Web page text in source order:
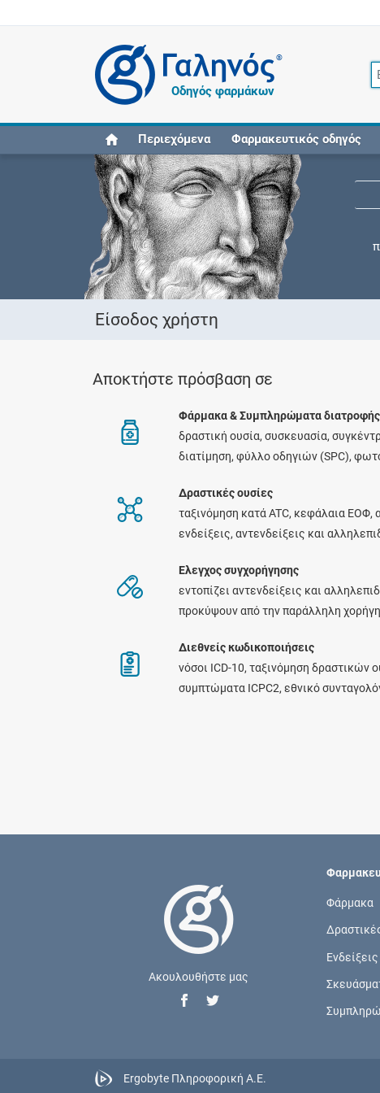
®
Οδηγός φαρμάκων
Περιεχόμενα Φαρμακευτικός οδηγός
Είσοδος χρήστη
Αποκτήστε πρόσβαση σε
Φάρμακα & Συμπληρώματα διατροφής
δραστική ουσία, συσκευασία,
διατίμηση, φύλλο οδηγιών (SPC),
Δραστικές ουσίες
ταξινόμηση κατά ATC, κεφάλαια ΕΟΦ,
ενδείξεις, αντενδείξεις και
Ελεγχος συγχορήγησης
εντοπίζει αντενδείξεις και
προκύψουν από την παράλληλη
Διεθνείς κωδικοποιήσεις
νόσοι ICD-10, ταξινόμηση δραστικών
συμπτώματα ICPC2, εθνικό
Ακουλουθήστε μας
Φάρμακα
Ergobyte Πληροφορική Α.Ε.